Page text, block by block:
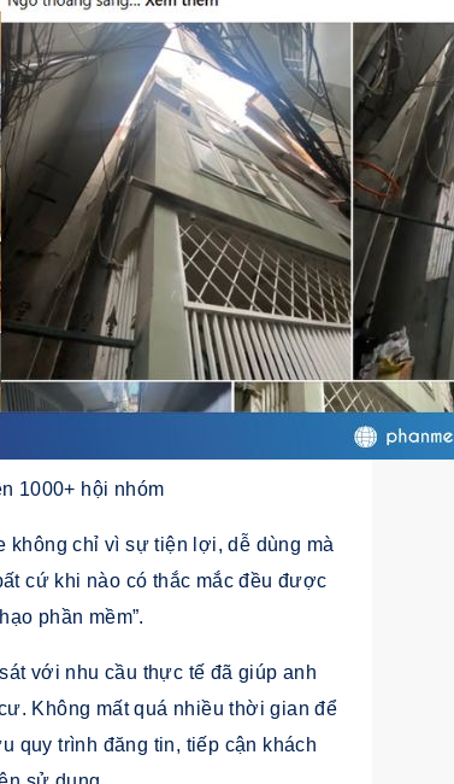
1000+ hội nhóm
không chỉ vì sự tiện lợi, dễ dùng mà
cứ khi nào có thắc mắc đều được
phần mềm”.
với nhu cầu thực tế đã giúp anh
Không mất quá nhiều thời gian để
quy trình đăng tin, tiếp cận khách